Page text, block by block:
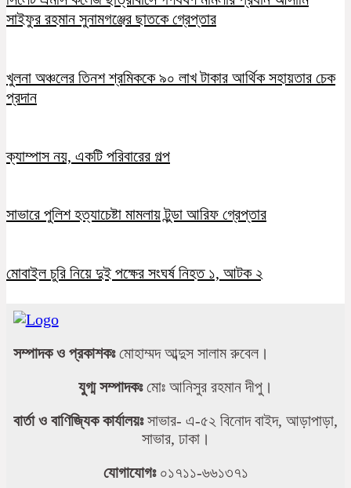
সাইফুর রহমান সুনামগঞ্জের ছাতকে গ্রেপ্তার
খুলনা অঞ্চলের তিনশ শ্রমিককে ৯০ লাখ টাকার আর্থিক সহায়তার চেক
প্রদান
ক্যাম্পাস নয়, একটি পরিবারের গল্প
সাভারে পুলিশ হত্যাচেষ্টা মামলায় টুন্ডা আরিফ গ্রেপ্তার
মোবাইল চুরি নিয়ে দুই পক্ষের সংঘর্ষ নিহত ১, আটক ২
সম্পাদক ও প্রকাশকঃমোহাম্মদ আব্দুস সালাম রুবেল।
যুগ্ম সম্পাদকঃমোঃ আনিসুর রহমান দীপু।
বার্তা ও বাণিজ্যিক কার্যালয়ঃসাভার- এ-৫২ বিনোদ বাইদ, আড়াপাড়া,
সাভার, ঢাকা।
যোগাযোগঃ০১৭১১-৬৬১৩৭১